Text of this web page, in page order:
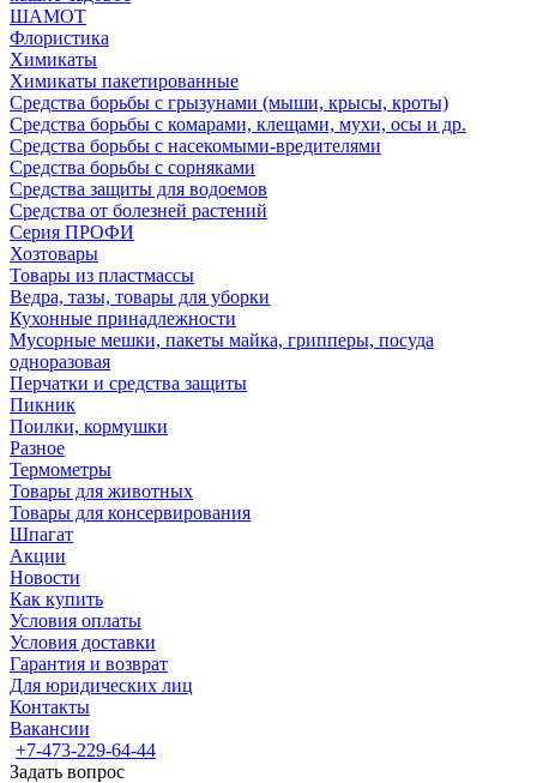
ШАМОТ
Флористика
Химикаты
Химикаты пакетированные
Средства борьбы с грызунами (мыши, крысы, кроты)
Средства борьбы с комарами, клещами, мухи, осы и др.
Средства борьбы с насекомыми-вредителями
Средства борьбы с сорняками
Средства защиты для водоемов
Средства от болезней растений
Серия ПРОФИ
Хозтовары
Товары из пластмассы
Ведра, тазы, товары для уборки
Кухонные принадлежности
Мусорные мешки, пакеты майка, грипперы, посуда
одноразовая
Перчатки и средства защиты
Пикник
Поилки, кормушки
Разное
Термометры
Товары для животных
Товары для консервирования
Шпагат
Акции
Новости
Как купить
Условия оплаты
Условия доставки
Гарантия и возврат
Для юридических лиц
Контакты
Вакансии
+7-473-229-64-44
Задать вопрос